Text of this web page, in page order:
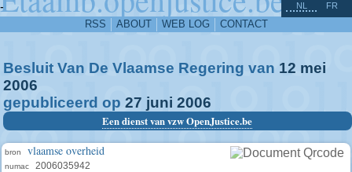
-
RSS ABOUT WEB LOG CONTACT
NL FR
Besluit Van De Vlaamse Regering van 12 mei
2006
gepubliceerd op 27 juni 2006
Een dienst van vzw OpenJustice.be
bron vlaamse overheid
numac 2006035942
^